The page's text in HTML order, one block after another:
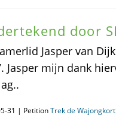
door
Jasper van
Jasper mijn dank
31 | PetitionTrek de